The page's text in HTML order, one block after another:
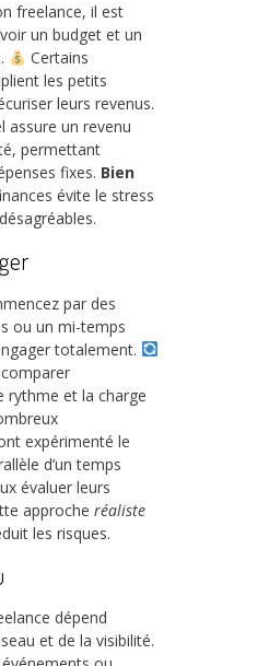
freelance, il est
un budget et un
Certains
les petits
leurs revenus.
assure un revenu
permettant
fixes. Bien
évite le stress
par des
ou un mi-temps
totalement.
rythme et la charge
expérimenté le
d’un temps
évaluer leurs
approche réaliste
les risques.
dépend
et de la visibilité.